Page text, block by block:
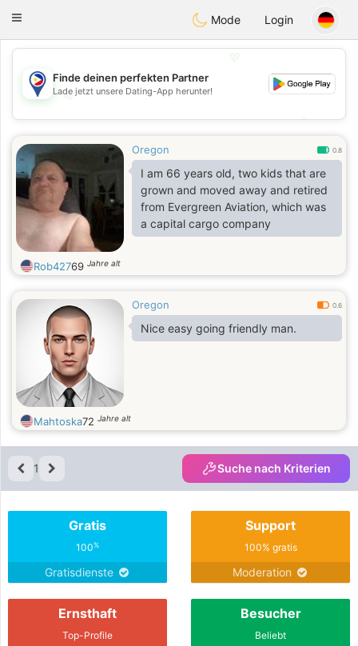
Philippines Chat
Toggle
Mode Login
💖
💕
Finde deinen perfekten Partner
Lade jetzt unsere Dating-App herunter!
Oregon 0.8
I am 66 years old, two kids that are
grown and moved away and retired
from Evergreen Aviation, which was
a capital cargo company
Rob42769 Jahre alt
Oregon 0.6
Nice easy going friendly man.
Mahtoska72 Jahre alt
1 Suche nach Kriterien
Gratis
100%
Gratisdienste
Support
100% gratis
Moderation
Ernsthaft
Top-Profile
Besucher
Beliebt